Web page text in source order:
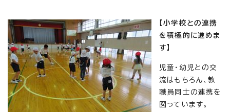
【小学校との連携
を積極的に進めま
す】
児童・幼児との交
流はもちろん、教
職員同士の連携を
図っています。